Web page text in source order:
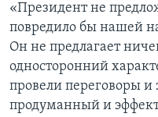
«Президент не
повредило бы нашей
Он не предлагает
односторонний
провели переговоры
продуманный и